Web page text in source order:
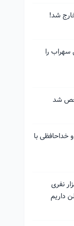
شد!
سهراب را
شد
خداحافظی با
نفری به جای سالن ۱۲ هزار نفری
داریم